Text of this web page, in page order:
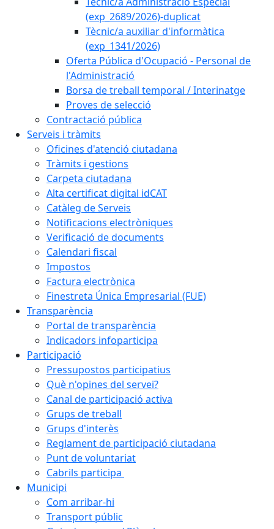
(exp_2689/2026)-duplicat
Tècnic/a auxiliar d'informàtica
(exp_1341/2026)
Oferta Pública d'Ocupació - Personal de
l'Administració
Borsa de treball temporal / Interinatge
Proves de selecció
Contractació pública
Serveis i tràmits
Oficines d'atenció ciutadana
Tràmits i gestions
Carpeta ciutadana
Alta certificat digital idCAT
Catàleg de Serveis
Notificacions electròniques
Verificació de documents
Calendari fiscal
Impostos
Factura electrònica
Finestreta Única Empresarial (FUE)
Transparència
Portal de transparència
Indicadors infoparticipa
Participació
Pressupostos participatius
Què n'opines del servei?
Canal de participació activa
Grups de treball
Grups d'interès
Reglament de participació ciutadana
Punt de voluntariat
Cabrils participa
Municipi
Com arribar-hi
Transport públic